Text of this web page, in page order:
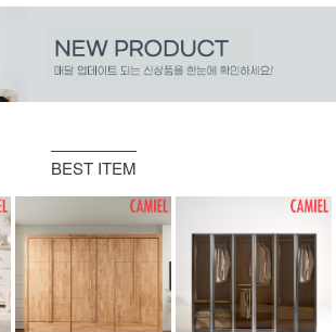
BEST ITEM